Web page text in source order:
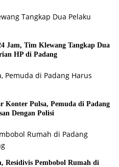
Jam, Tim Klewang Tangkap Dua
HP di Padang
Konter Pulsa, Pemuda di Padang
Dengan Polisi
Residivis Pembobol Rumah di